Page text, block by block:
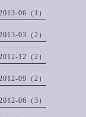
06（1）
03（2）
12（2）
09（2）
06（3）